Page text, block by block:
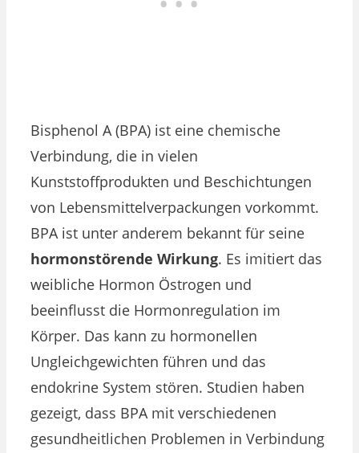
Bisphenol A (BPA) ist eine chemische
Verbindung, die in vielen
Kunststoffprodukten und Beschichtungen
von Lebensmittelverpackungen vorkommt.
BPA ist unter anderem bekannt für seine
hormonstörende Wirkung. Es imitiert das
weibliche Hormon Östrogen und
beeinflusst die Hormonregulation im
Körper. Das kann zu hormonellen
Ungleichgewichten führen und das
endokrine System stören. Studien haben
gezeigt, dass BPA mit verschiedenen
gesundheitlichen Problemen in Verbindung